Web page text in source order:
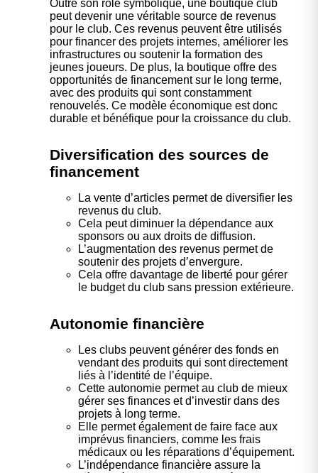
Outre son rôle symbolique, une boutique club
peut devenir une véritable source de revenus
pour le club. Ces revenus peuvent être utilisés
pour financer des projets internes, améliorer les
infrastructures ou soutenir la formation des
jeunes joueurs. De plus, la boutique offre des
opportunités de financement sur le long terme,
avec des produits qui sont constamment
renouvelés. Ce modèle économique est donc
durable et bénéfique pour la croissance du club.
Diversification des sources de
financement
La vente d’articles permet de diversifier les
revenus du club.
Cela peut diminuer la dépendance aux
sponsors ou aux droits de diffusion.
L’augmentation des revenus permet de
soutenir des projets d’envergure.
Cela offre davantage de liberté pour gérer
le budget du club sans pression extérieure.
Autonomie financière
Les clubs peuvent générer des fonds en
vendant des produits qui sont directement
liés à l’identité de l’équipe.
Cette autonomie permet au club de mieux
gérer ses finances et d’investir dans des
projets à long terme.
Elle permet également de faire face aux
imprévus financiers, comme les frais
médicaux ou les réparations d’équipement.
L’indépendance financière assure la